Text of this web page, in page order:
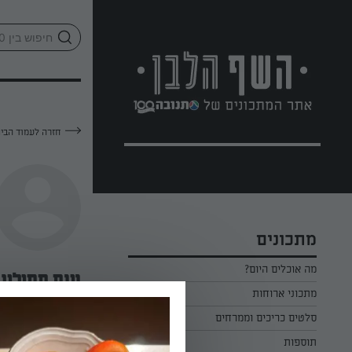
מתכונים
מה אוכלים היום?
מתכוני ארוחות
ארוחת בוקר
ארוחת צהריים
סלטים כריכים וממרחים
כל הסלטים כריכים וממרחים
תוספות
חזרה לעמוד
ענת תפילין
—